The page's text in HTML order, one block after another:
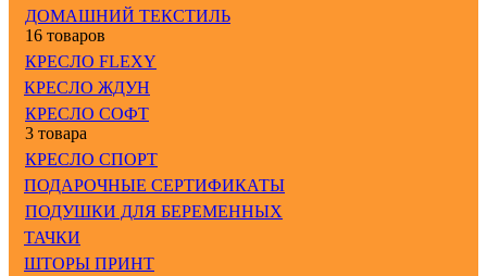
ДОМАШНИЙ ТЕКСТИЛЬ
16 товаров
КРЕСЛО FLEXY
КРЕСЛО ЖДУН
КРЕСЛО СОФТ
3 товара
КРЕСЛО СПОРТ
ПОДАРОЧНЫЕ СЕРТИФИКАТЫ
ПОДУШКИ ДЛЯ БЕРЕМЕННЫХ
ТАЧКИ
ШТОРЫ ПРИНТ